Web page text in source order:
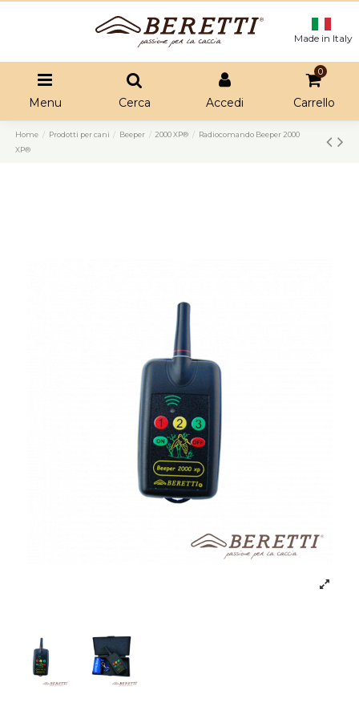
Made in Italy
Menu Cerca Accedi
0
Carrello
Home Prodotti per cani Beeper 2000 XP®
Radiocomando Beeper 2000
XP®